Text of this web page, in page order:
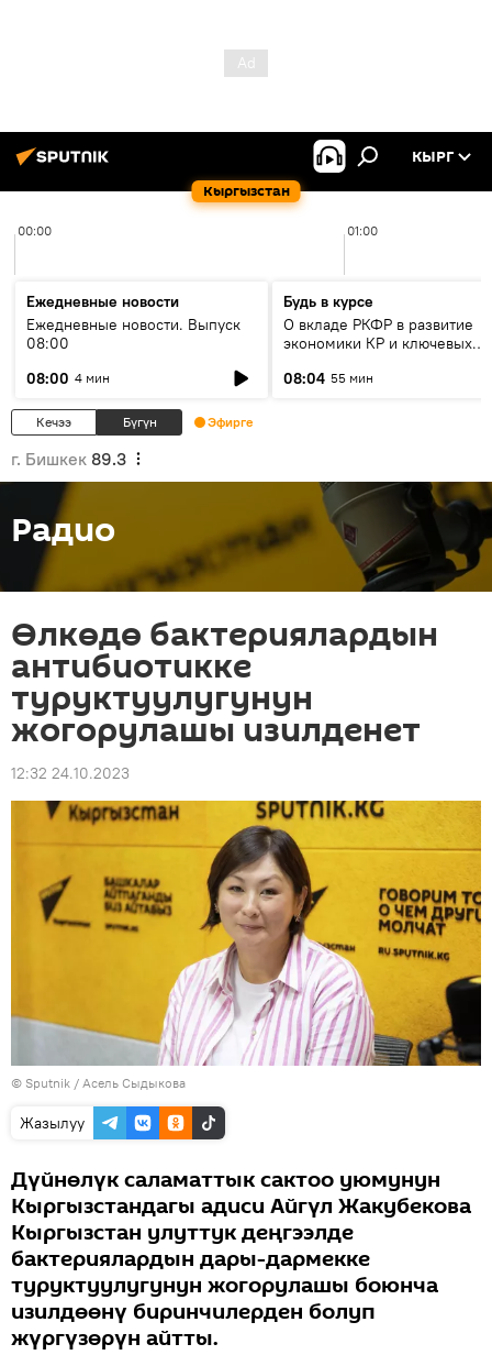
Кыргызстан
КЫРГ
00:00 01:00
Ежедневные новости
Ежедневные новости. Выпуск
08:00
08:00 4 мин
Будь в курсе
О вкладе РКФР в развитие
экономики КР и ключевых
08:04 55 мин
Кечээ Бүгүн Эфирге
г. Бишкек 89.3
Радио
Өлкөдө бактериялардын
антибиотикке
туруктуулугунун
жогорулашы изилденет
12:32 24.10.2023
© Sputnik / Асель Сыдыкова
Жазылуу
Дүйнөлүк саламаттык сактоо уюмунун
Кыргызстандагы адиси Айгүл Жакубекова
Кыргызстан улуттук деңгээлде
бактериялардын дары-дармекке
туруктуулугунун жогорулашы боюнча
изилдөөнү биринчилерден болуп
жүргүзөрүн айтты.